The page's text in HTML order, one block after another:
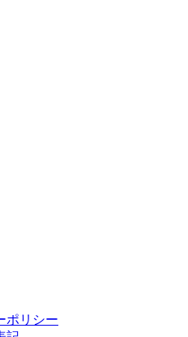
ポリシー